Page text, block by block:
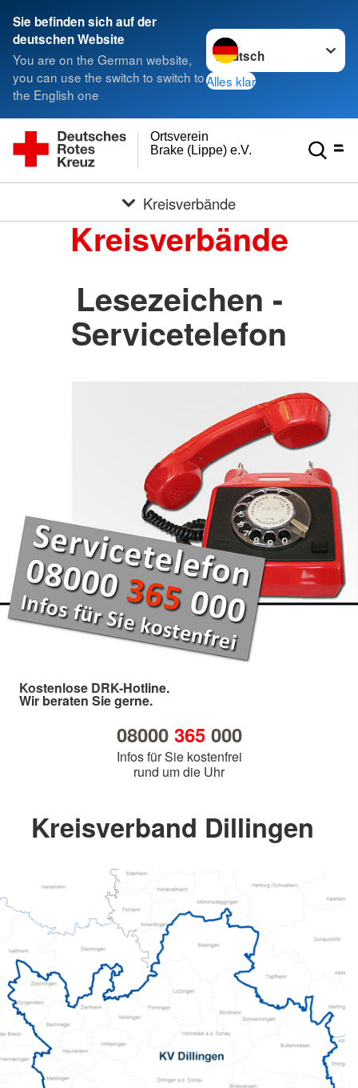
Sie befinden sich auf der
deutschen Website
You are on the German website,
you can use the switch to switch to
the English one
Sprache wechseln zu
Alles klar
Brake (Lippe) e.V.
Ortsverein
Kreisverbände
Kreisverbände
Lesezeichen -
Servicetelefon
Kostenlose DRK-Hotline.
Wir beraten Sie gerne.
08000 365000
Infos für Sie kostenfrei
rund um die Uhr
Kreisverband Dillingen